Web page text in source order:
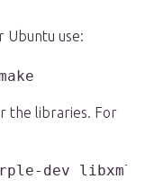
Ubuntu use:
the libraries. For